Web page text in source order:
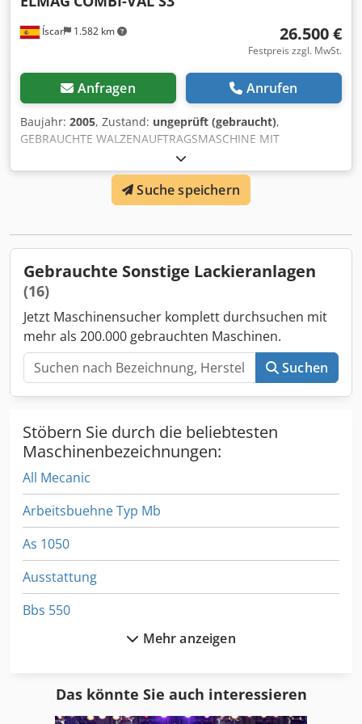
Íscar 1.582 km 26.500 €
Festpreis zzgl. MwSt.
Anfragen Anrufen
Baujahr: 2005, Zustand: ungeprüft (gebraucht),
GEBRAUCHTE WALZENAUFTRAGSMASCHINE MIT
ULTRAVIOLETT-TROCKNUNG ELMAG COMBI-VAL S3
TECHNISCHE MERKMALE: - Geklappte und geschweißte
Stahlkonstruktion. - GESAMTLÄNGE VON 5.800 MM -
Produkt-Auftragsrolle - Ultraviolette Trocknung Dkedohknc
Suche speichern
Gebrauchte Sonstige Lackieranlagen
(16)
Jetzt Maschinensucher komplett durchsuchen mit
mehr als 200.000 gebrauchten Maschinen.
Suchen
Stöbern Sie durch die beliebtesten
Maschinenbezeichnungen:
All Mecanic
Arbeitsbuehne Typ Mb
As 1050
Ausstattung
Bbs 550
Mehr anzeigen
Das könnte Sie auch interessieren